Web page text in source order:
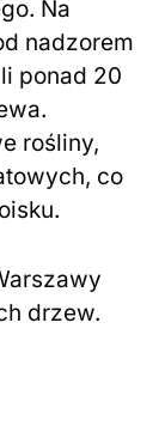
Na
nadzorem
ponad 20
rośliny,
co
drzew.